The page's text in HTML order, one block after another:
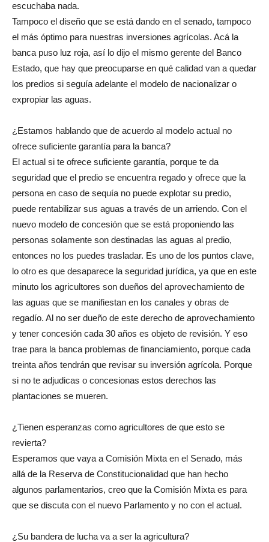
escuchaba nada.
Tampoco el diseño que se está dando en el senado, tampoco
el más óptimo para nuestras inversiones agrícolas. Acá la
banca puso luz roja, así lo dijo el mismo gerente del Banco
Estado, que hay que preocuparse en qué calidad van a quedar
los predios si seguía adelante el modelo de nacionalizar o
expropiar las aguas.
¿Estamos hablando que de acuerdo al modelo actual no
ofrece suficiente garantía para la banca?
El actual si te ofrece suficiente garantía, porque te da
seguridad que el predio se encuentra regado y ofrece que la
persona en caso de sequía no puede explotar su predio,
puede rentabilizar sus aguas a través de un arriendo. Con el
nuevo modelo de concesión que se está proponiendo las
personas solamente son destinadas las aguas al predio,
entonces no los puedes trasladar. Es uno de los puntos clave,
lo otro es que desaparece la seguridad jurídica, ya que en este
minuto los agricultores son dueños del aprovechamiento de
las aguas que se manifiestan en los canales y obras de
regadío. Al no ser dueño de este derecho de aprovechamiento
y tener concesión cada 30 años es objeto de revisión. Y eso
trae para la banca problemas de financiamiento, porque cada
treinta años tendrán que revisar su inversión agrícola. Porque
si no te adjudicas o concesionas estos derechos las
plantaciones se mueren.
¿Tienen esperanzas como agricultores de que esto se
revierta?
Esperamos que vaya a Comisión Mixta en el Senado, más
allá de la Reserva de Constitucionalidad que han hecho
algunos parlamentarios, creo que la Comisión Mixta es para
que se discuta con el nuevo Parlamento y no con el actual.
¿Su bandera de lucha va a ser la agricultura?